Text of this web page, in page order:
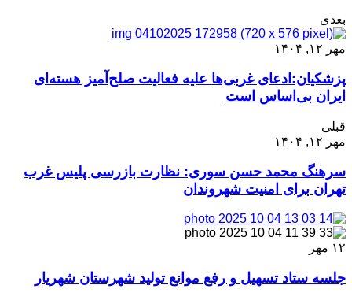
بعدی
مهر ۱۲, ۱۴۰۴
پزشکیان:ادعای غربی‌ها علیه فعالیت صلح‌آمیز هسته‌ای
ایران بی‌اساس است
قبلی
مهر ۱۲, ۱۴۰۴
سرهنگ محمد حسن سوری: نظارت بازرسی پلیس غرب
تهران برای امنیت شهروندان
۱۲ مهر
جلسه ستاد تسهیل و رفع موانع تولید شهرستان شهریار